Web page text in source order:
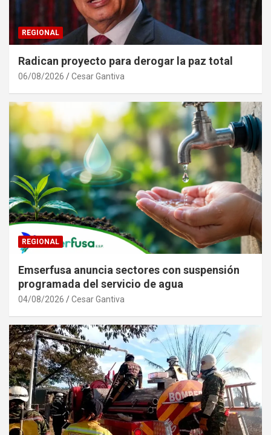
REGIONAL
Radican proyecto para derogar la paz total
06/08/2026 Cesar Gantiva
REGIONAL
Emserfusa anuncia sectores con suspensión
programada del servicio de agua
04/08/2026 Cesar Gantiva